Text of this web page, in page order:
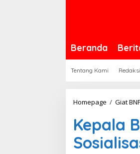
Beranda
Tentang Kami Redaksi
Homepage / Giat
Kepala